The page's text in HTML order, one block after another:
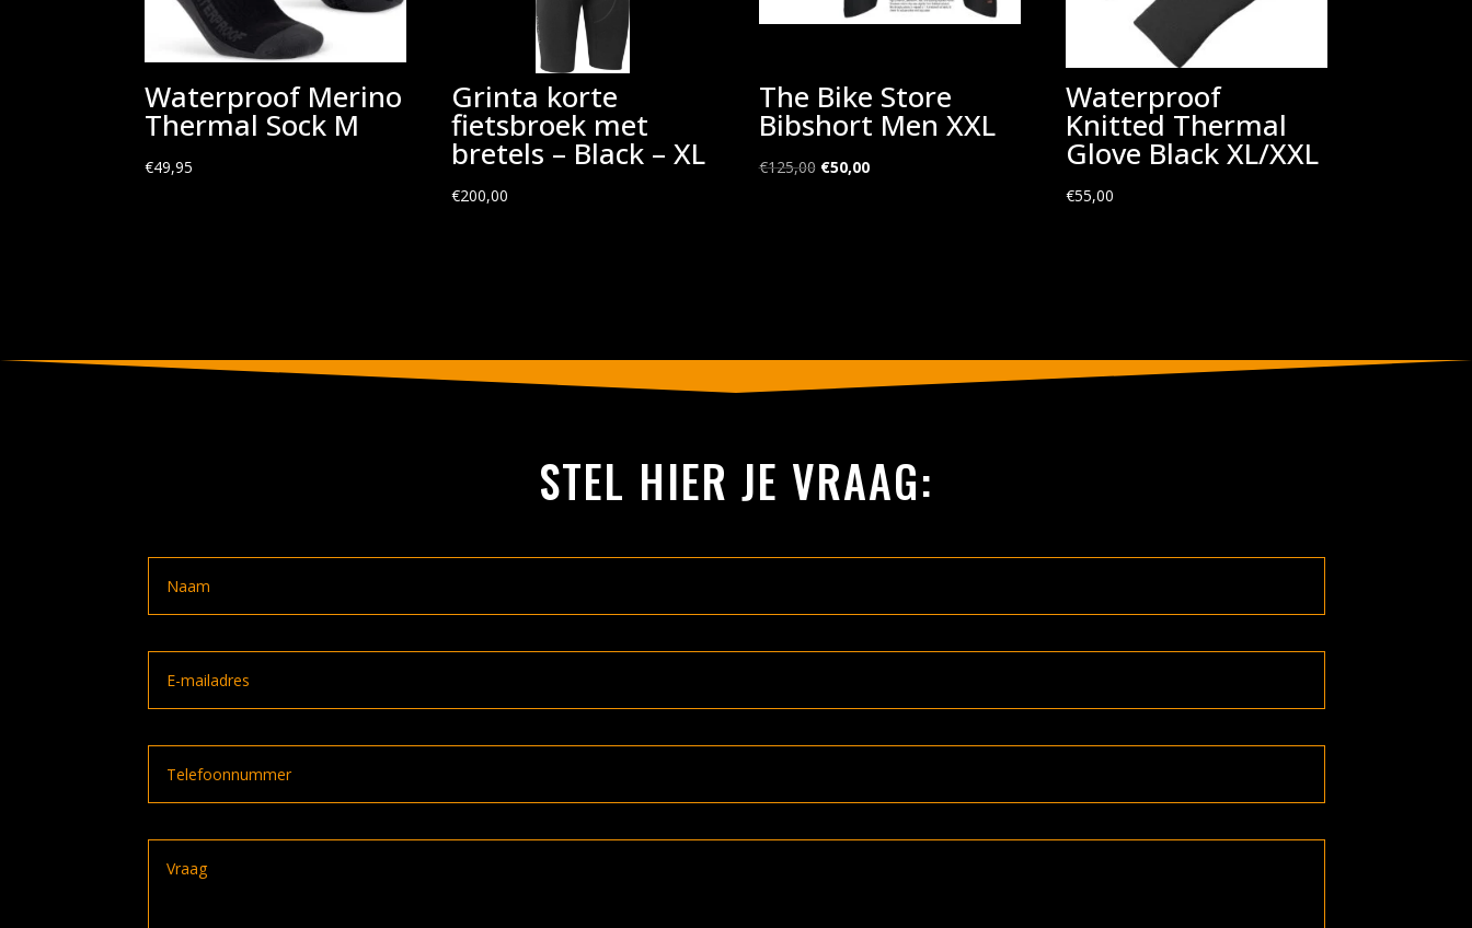
Waterproof Merino
Thermal Sock M
€49,95
Grinta korte
fietsbroek met
bretels – Black – XL
€200,00
The Bike Store
Bibshort Men XXL
€125,00 Oorspronkelijke
€50,00Huidige
Waterproof
Knitted Thermal
Glove Black XL/XXL
€55,00
STEL HIER JE VRAAG: